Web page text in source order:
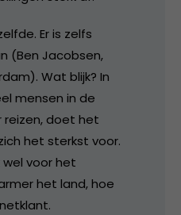
Er is zelfs
(Ben Jacobsen,
Wat blijk? In
mensen in de
doet het
het sterkst voor.
voor het
het land, hoe